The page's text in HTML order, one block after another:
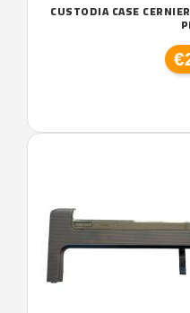
CUSTODIA CASE